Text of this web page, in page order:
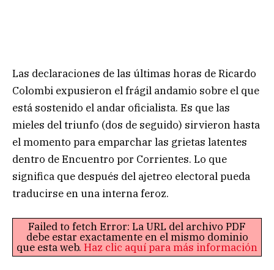
Las declaraciones de las últimas horas de Ricardo
Colombi expusieron el frágil andamio sobre el que
está sostenido el andar oficialista. Es que las
mieles del triunfo (dos de seguido) sirvieron hasta
el momento para emparchar las grietas latentes
dentro de Encuentro por Corrientes. Lo que
significa que después del ajetreo electoral pueda
traducirse en una interna feroz.
Failed to fetch Error: La URL del archivo PDF
debe estar exactamente en el mismo dominio
que esta web. Haz clic aquí para más información